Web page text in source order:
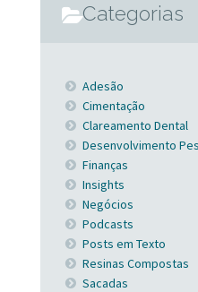
Categorias
Adesão
Cimentação
Clareamento Dental
Desenvolvimento
Finanças
Insights
Negócios
Podcasts
Posts em Texto
Resinas Compostas
Sacadas